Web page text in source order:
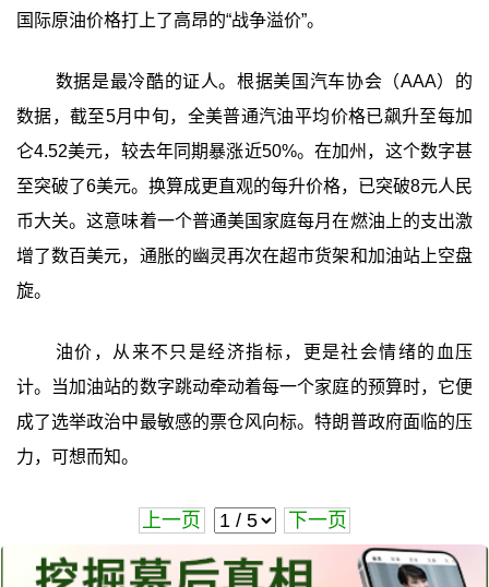
国际原油价格打上了高昂的“战争溢价”。
数据是最冷酷的证人。根据美国汽车协会（AAA）的
数据，截至5月中旬，全美普通汽油平均价格已飙升至每加
仑4.52美元，较去年同期暴涨近50%。在加州，这个数字甚
至突破了6美元。换算成更直观的每升价格，已突破8元人民
币大关。这意味着一个普通美国家庭每月在燃油上的支出激
增了数百美元，通胀的幽灵再次在超市货架和加油站上空盘
旋。
油价，从来不只是经济指标，更是社会情绪的血压
计。当加油站的数字跳动牵动着每一个家庭的预算时，它便
成了选举政治中最敏感的票仓风向标。特朗普政府面临的压
力，可想而知。
上一页 下一页